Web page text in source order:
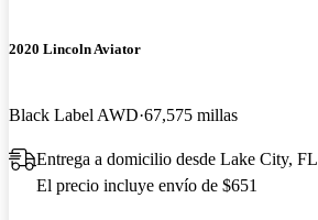
2020 Lincoln Aviator
Black Label AWD 67,575 millas
Entrega a domicilio desde Lake City, FL
El precio incluye envío de $651